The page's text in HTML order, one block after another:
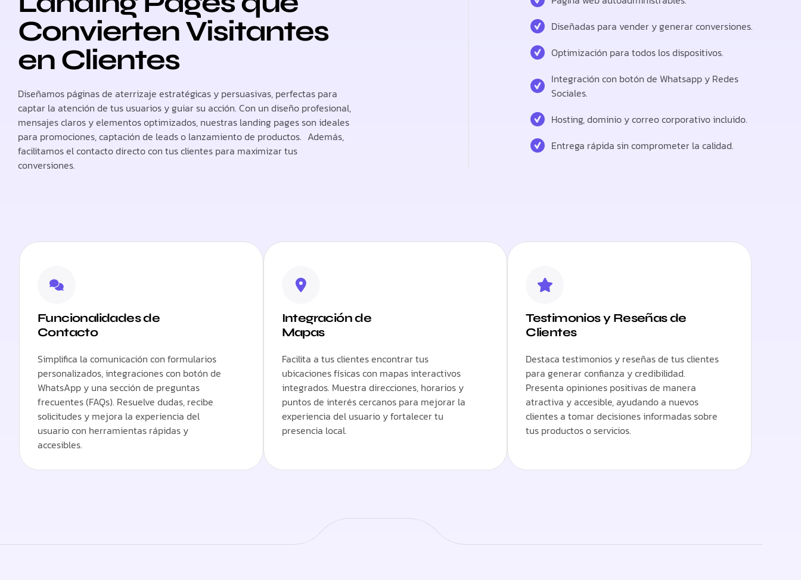
Convierten Visitantes
en Clientes
Diseñamos páginas de aterrizaje estratégicas y persuasivas, perfectas para
captar la atención de tus usuarios y guiar su acción. Con un diseño profesional,
mensajes claros y elementos optimizados, nuestras landing pages son ideales
para promociones, captación de leads o lanzamiento de productos. Además,
facilitamos el contacto directo con tus clientes para maximizar tus
conversiones.
Diseñadas para vender y generar conversiones.
Optimización para todos los dispositivos.
Integración con botón de Whatsapp y Redes
Sociales.
Hosting, dominio y correo corporativo incluido.
Entrega rápida sin comprometer la calidad.
Funcionalidades de
Contacto
Simplifica la comunicación con formularios
personalizados, integraciones con botón de
WhatsApp y una sección de preguntas
frecuentes (FAQs). Resuelve dudas, recibe
solicitudes y mejora la experiencia del
usuario con herramientas rápidas y
accesibles.
Integración de
Mapas
Facilita a tus clientes encontrar tus
ubicaciones físicas con mapas interactivos
integrados. Muestra direcciones, horarios y
puntos de interés cercanos para mejorar la
experiencia del usuario y fortalecer tu
presencia local.
Testimonios y Reseñas de
Clientes
Destaca testimonios y reseñas de tus clientes
para generar confianza y credibilidad.
Presenta opiniones positivas de manera
atractiva y accesible, ayudando a nuevos
clientes a tomar decisiones informadas sobre
tus productos o servicios.